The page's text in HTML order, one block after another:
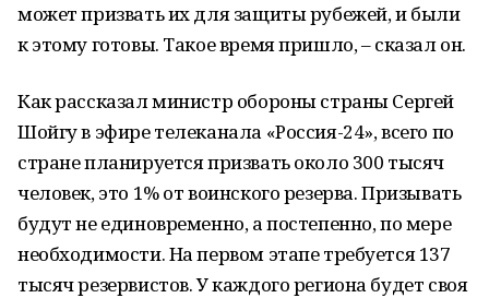
может призвать их для защиты рубежей, и были
к этому готовы. Такое время пришло, – сказал он.
Как рассказал министр обороны страны Сергей
Шойгу в эфире телеканала «Россия-24», всего по
стране планируется призвать около 300 тысяч
человек, это 1% от воинского резерва. Призывать
будут не единовременно, а постепенно, по мере
необходимости. На первом этапе требуется 137
тысяч резервистов. У каждого региона будет своя